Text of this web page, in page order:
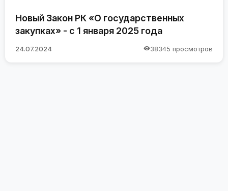
Новый Закон РК «О государственных
закупках» - с 1 января 2025 года
24.07.2024 38345 просмотров